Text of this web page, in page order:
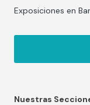
Exposiciones en
Nuestras